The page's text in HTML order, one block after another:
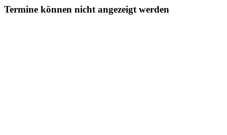
Termine können nicht angezeigt werden